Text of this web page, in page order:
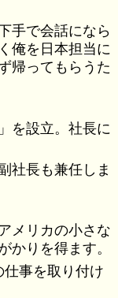
手で会話になら
俺を日本担当に
帰ってもらうた
を設立。社長に
社長も兼任しま
メリカの小さな
かりを得ます。
事を取り付け